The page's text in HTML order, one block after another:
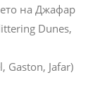
на Джафар
Dunes,
Gaston, Jafar)